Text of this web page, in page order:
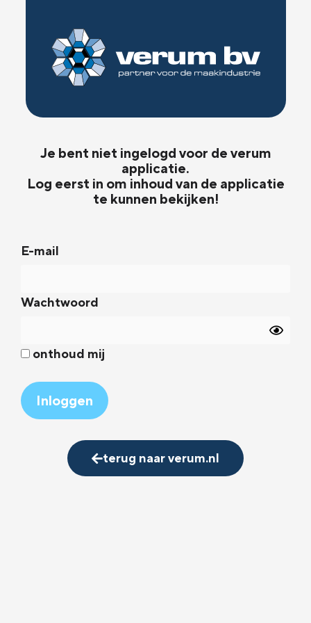
Je bent niet ingelogd voor de verum
applicatie.
Log eerst in om inhoud van de applicatie
te kunnen bekijken!
E-mail
Wachtwoord
onthoud mij
terug naar verum.nl